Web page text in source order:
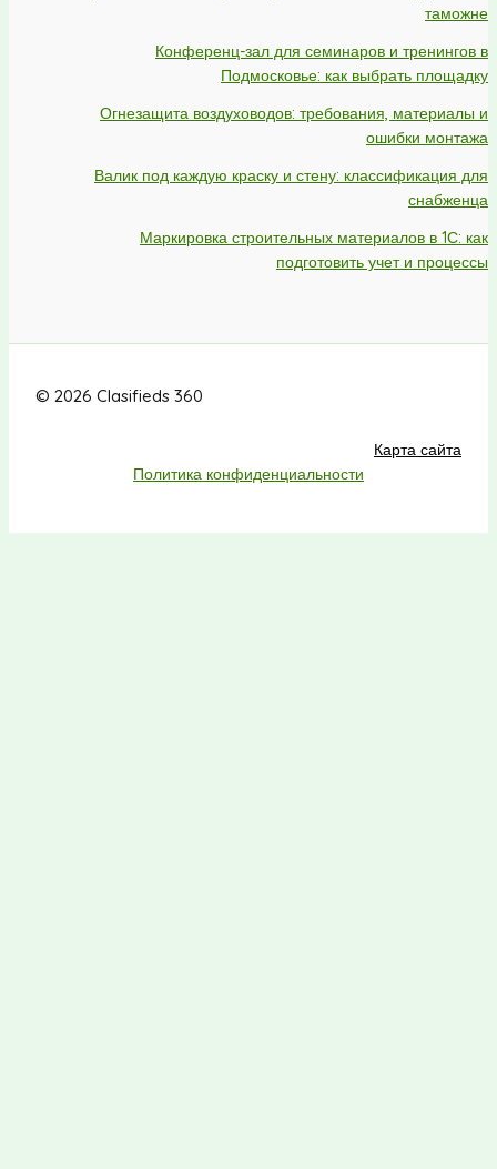
таможне
Конференц-зал для семинаров и тренингов в
Подмосковье: как выбрать площадку
Огнезащита воздуховодов: требования, материалы и
ошибки монтажа
Валик под каждую краску и стену: классификация для
снабженца
Маркировка строительных материалов в 1С: как
подготовить учет и процессы
© 2026 Clasifieds 360
Карта сайта
Политика конфиденциальности